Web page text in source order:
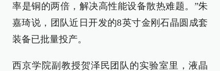
率是铜的两倍，解决高性能设备散热难题。”朱
嘉琦说，团队近日开发的8英寸金刚石晶圆成套
装备已批量投产。
西京学院副教授贺泽民团队的实验室里，液晶